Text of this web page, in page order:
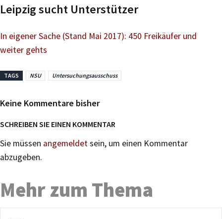
Leipzig sucht Unterstützer
In eigener Sache (Stand Mai 2017): 450 Freikäufer und
weiter gehts
TAGS NSU Untersuchungsausschuss
Keine Kommentare bisher
SCHREIBEN SIE EINEN KOMMENTAR
Sie müssen angemeldetsein, um einen Kommentar
abzugeben.
Mehr zum Thema